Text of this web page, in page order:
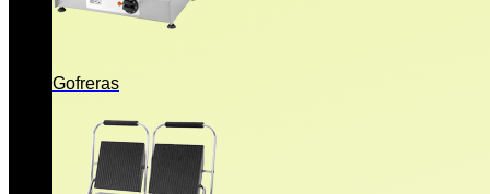
Gofreras